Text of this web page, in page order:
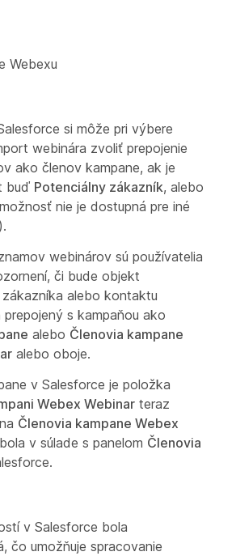
Webexu
si môže pri výbere
webinára zvoliť prepojenie
ako členov kampane, ak je
buď Potenciálny zákazník, alebo
nie je dostupná pre iné
webinárov sú používatelia
či bude objekt
alebo kontaktu
s kampaňou ako
alebo Členovia kampane
alebo oboje.
v Salesforce je položka
Webex Webinar teraz
Členovia kampane Webex
v súlade s panelom Členovia
v Salesforce bola
čo umožňuje spracovanie